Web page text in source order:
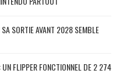
SORTIE AVANT 2028 SEMBLE
FLIPPER FONCTIONNEL DE 2 274